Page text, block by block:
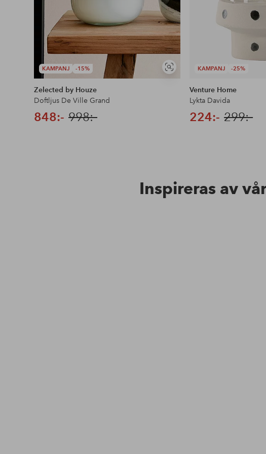
KAMPANJ -15%
Visa
liknande
Zelected by Houze
Doftljus De Ville Grand
848:- 998:-
KAMPANJ -25%
Venture Home
Lykta Davida
224:- 299:-
Inspireras av